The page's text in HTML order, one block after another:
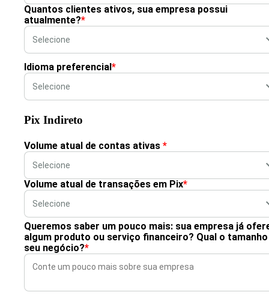
Quantos clientes ativos, sua empresa possui
atualmente?*
Idioma preferencial*
Pix Indireto
Volume atual de contas ativas *
Volume atual de transações em Pix*
Queremos saber um pouco mais: sua empresa já
algum produto ou serviço financeiro? Qual o
seu negócio?*